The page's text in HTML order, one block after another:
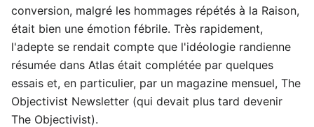
conversion, malgré les hommages répétés à la Raison,
était bien une émotion fébrile. Très rapidement,
l'adepte se rendait compte que l'idéologie randienne
résumée dans Atlas était complétée par quelques
essais et, en particulier, par un magazine mensuel, The
Objectivist Newsletter (qui devait plus tard devenir
The Objectivist).